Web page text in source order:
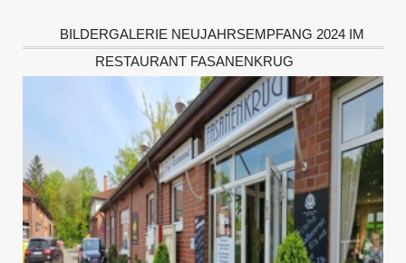
BILDERGALERIE NEUJAHRSEMPFANG 2024 IM
RESTAURANT FASANENKRUG